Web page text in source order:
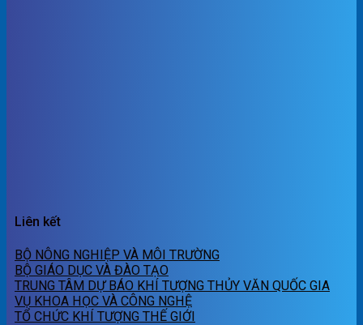
Liên kết
BỘ NÔNG NGHIỆP VÀ MÔI TRƯỜNG
BỘ GIÁO DỤC VÀ ĐÀO TẠO
TRUNG TÂM DỰ BÁO KHÍ TƯỢNG THỦY VĂN QUỐC GIA
VỤ KHOA HỌC VÀ CÔNG NGHỆ
TỔ CHỨC KHÍ TƯỢNG THẾ GIỚI